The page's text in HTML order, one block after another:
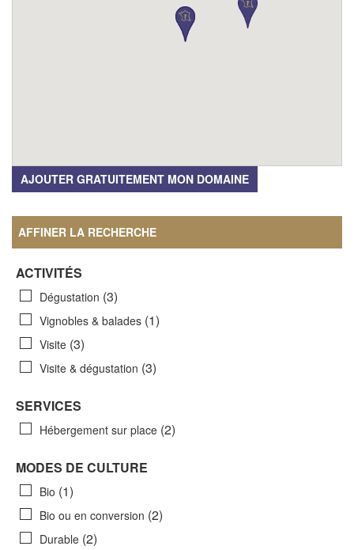
AJOUTER GRATUITEMENT MON DOMAINE
AFFINER LA RECHERCHE
ACTIVITÉS
Dégustation (3)
Vignobles & balades (1)
Visite (3)
Visite & dégustation (3)
SERVICES
Hébergement sur place (2)
MODES DE CULTURE
Bio (1)
Bio ou en conversion (2)
Durable (2)